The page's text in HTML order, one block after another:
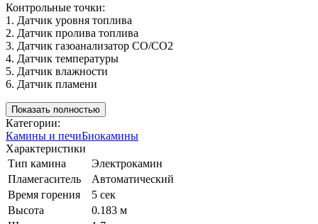
Контрольные точки:
1. Датчик уровня топлива
2. Датчик пролива топлива
3. Датчик газоанализатор СO/CO2
4. Датчик температуры
5. Датчик влажности
6. Датчик пламени
Показать полностью
Категории:
Камины и печиБиокамины
Характеристики
Тип камина
Электрокамин
Пламегаситель
Автоматический
Время горения
5 сек
Высота
0.183 м